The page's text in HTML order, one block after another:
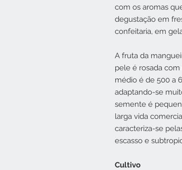
com os aromas
degustação em
confeitaria, em
A fruta da
pele é rosada
médio é de 500 a
adaptando-se
semente é
larga vida
caracteriza-se
escasso e
Cultivo